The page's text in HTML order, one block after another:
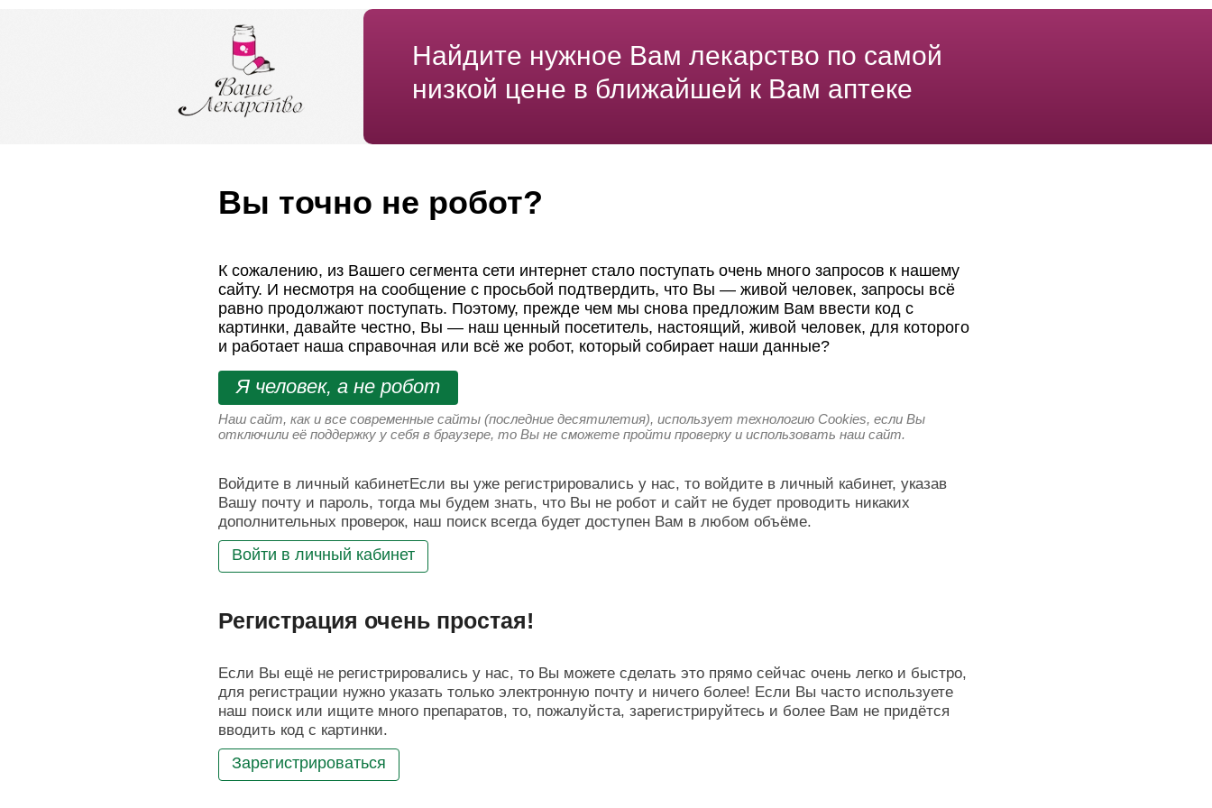
Найдите нужное Вам лекарство по самой
низкой цене в ближайшей к Вам аптеке
Вы точно не робот?
К сожалению, из Вашего сегмента сети интернет стало поступать очень много запросов к нашему
сайту. И несмотря на сообщение с просьбой подтвердить, что Вы — живой человек, запросы всё
равно продолжают поступать. Поэтому, прежде чем мы снова предложим Вам ввести код с
картинки, давайте честно, Вы — наш ценный посетитель, настоящий, живой человек, для которого
и работает наша справочная или всё же робот, который собирает наши данные?
Я человек, а не робот
Наш сайт, как и все современные сайты (последние десятилетия), использует технологию Cookies, если Вы
отключили её поддержку у себя в браузере, то Вы не сможете пройти проверку и использовать наш сайт.
Войдите в личный кабинетЕсли вы уже регистрировались у нас, то войдите в личный кабинет, указав
Вашу почту и пароль, тогда мы будем знать, что Вы не робот и сайт не будет проводить никаких
дополнительных проверок, наш поиск всегда будет доступен Вам в любом объёме.
Войти в личный кабинет
Регистрация очень простая!
Если Вы ещё не регистрировались у нас, то Вы можете сделать это прямо сейчас очень легко и быстро,
для регистрации нужно указать только электронную почту и ничего более! Если Вы часто используете
наш поиск или ищите много препаратов, то, пожалуйста, зарегистрируйтесь и более Вам не придётся
вводить код с картинки.
Зарегистрироваться